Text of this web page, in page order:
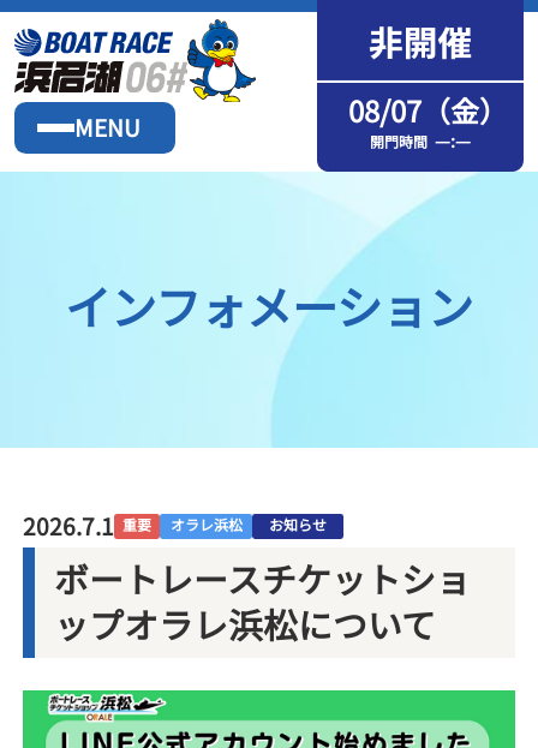
MENU 08/07（金）
開門時間 —:—
インフォメーション
2026.7.1 重要 オラレ浜松 お知らせ
ボートレースチケットショ
ップオラレ浜松について